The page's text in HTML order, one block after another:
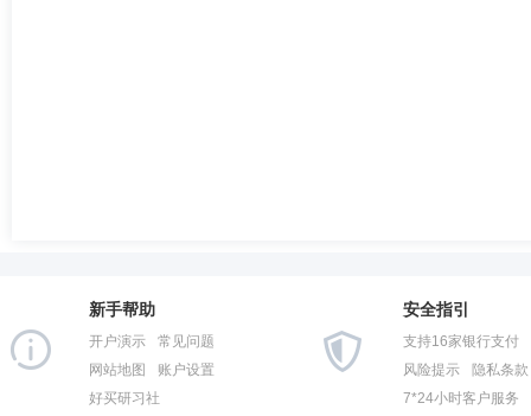
新手帮助
开户演示
常见问题
网站地图
账户设置
好买研习社
安全指引
支持16家银行支付
风险提示
隐私条款
7*24小时客户服务